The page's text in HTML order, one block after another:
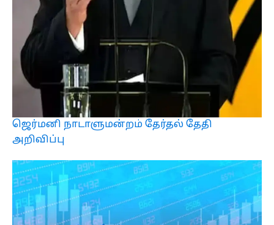
ஜெர்மனி நாடாளுமன்றம் தேர்தல் தேதி
அறிவிப்பு